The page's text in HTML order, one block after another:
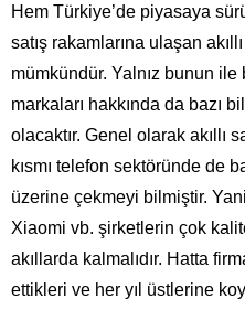
Hem Türkiye’de piyasaya
satış rakamlarına ulaşan
mümkündür. Yalnız bunun ile
markaları hakkında da bazı
olacaktır. Genel olarak akıllı
kısmı telefon sektöründe de
üzerine çekmeyi bilmiştir.
Xiaomi vb. şirketlerin çok
akıllarda kalmalıdır. Hatta
ettikleri ve her yıl üstlerine